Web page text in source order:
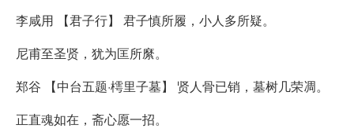
李咸用 【君子行】 君子慎所履，小人多所疑。
尼甫至圣贤，犹为匡所縻。
郑谷 【中台五题·樗里子墓】 贤人骨已销，墓树几荣凋。
正直魂如在，斋心愿一招。